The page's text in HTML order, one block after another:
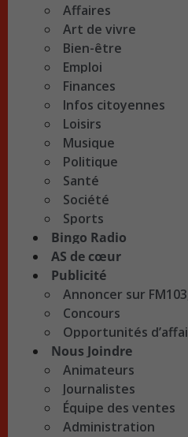
Affaires
Art de vivre
Bien-être
Emploi
Finances
Infos citoyennes
Loisirs
Musique
Politique
Santé
Société
Sports
Bingo Radio
AS de cœur
Publicité
Annoncer sur
Concours
Opportunités
Nous Joindre
Animateurs
Journalistes
Équipe des ventes
Administration